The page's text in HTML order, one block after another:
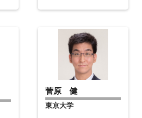
菅原 健
東京大学